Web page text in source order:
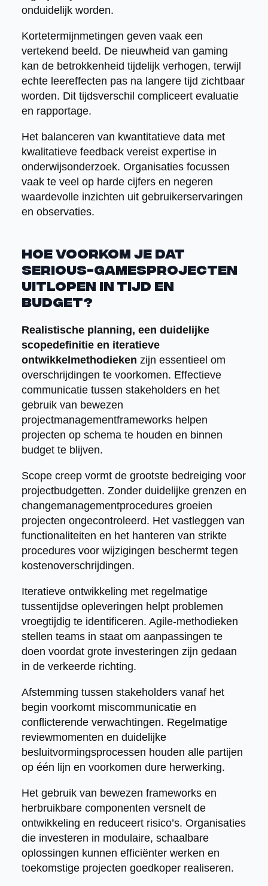
onduidelijk worden.
Kortetermijnmetingen geven vaak een
vertekend beeld. De nieuwheid van gaming
kan de betrokkenheid tijdelijk verhogen, terwijl
echte leereffecten pas na langere tijd zichtbaar
worden. Dit tijdsverschil compliceert evaluatie
en rapportage.
Het balanceren van kwantitatieve data met
kwalitatieve feedback vereist expertise in
onderwijsonderzoek. Organisaties focussen
vaak te veel op harde cijfers en negeren
waardevolle inzichten uit gebruikerservaringen
en observaties.
Hoe voorkom je dat
serious-gamesprojecten
uitlopen in tijd en
budget?
Realistische planning, een duidelijke
scopedefinitie en iteratieve
ontwikkelmethodieken zijn essentieel om
overschrijdingen te voorkomen. Effectieve
communicatie tussen stakeholders en het
gebruik van bewezen
projectmanagementframeworks helpen
projecten op schema te houden en binnen
budget te blijven.
Scope creep vormt de grootste bedreiging voor
projectbudgetten. Zonder duidelijke grenzen en
changemanagementprocedures groeien
projecten ongecontroleerd. Het vastleggen van
functionaliteiten en het hanteren van strikte
procedures voor wijzigingen beschermt tegen
kostenoverschrijdingen.
Iteratieve ontwikkeling met regelmatige
tussentijdse opleveringen helpt problemen
vroegtijdig te identificeren. Agile-methodieken
stellen teams in staat om aanpassingen te
doen voordat grote investeringen zijn gedaan
in de verkeerde richting.
Afstemming tussen stakeholders vanaf het
begin voorkomt miscommunicatie en
conflicterende verwachtingen. Regelmatige
reviewmomenten en duidelijke
besluitvormingsprocessen houden alle partijen
op één lijn en voorkomen dure herwerking.
Het gebruik van bewezen frameworks en
herbruikbare componenten versnelt de
ontwikkeling en reduceert risico’s. Organisaties
die investeren in modulaire, schaalbare
oplossingen kunnen efficiënter werken en
toekomstige projecten goedkoper realiseren.